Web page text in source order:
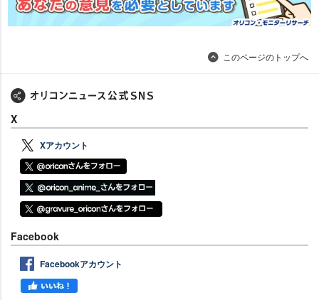
このページのトップへ
X
Xアカウント
Facebook
Facebookアカウント